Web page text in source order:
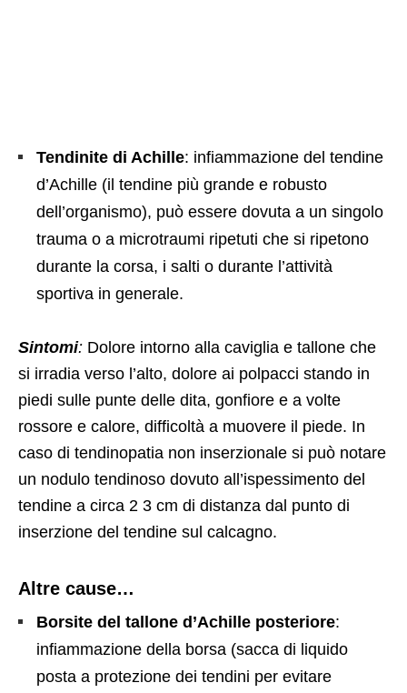
Tendinite di Achille: infiammazione del tendine
d’Achille (il tendine più grande e robusto
dell’organismo), può essere dovuta a un singolo
trauma o a microtraumi ripetuti che si ripetono
durante la corsa, i salti o durante l’attività
sportiva in generale.
Sintomi: Dolore intorno alla caviglia e tallone che
si irradia verso l’alto, dolore ai polpacci stando in
piedi sulle punte delle dita, gonfiore e a volte
rossore e calore, difficoltà a muovere il piede. In
caso di tendinopatia non inserzionale si può notare
un nodulo tendinoso dovuto all’ispessimento del
tendine a circa 2 3 cm di distanza dal punto di
inserzione del tendine sul calcagno.
Altre cause…
Borsite del tallone d’Achille posteriore:
infiammazione della borsa (sacca di liquido
posta a protezione dei tendini per evitare